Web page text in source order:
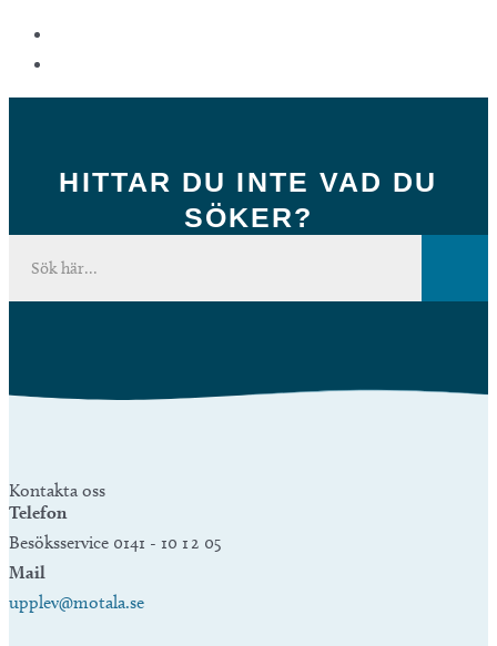
HITTAR DU INTE VAD DU
SÖKER?
Kontakta oss
Telefon
Besöksservice 0141 - 10 1 2 05
Mail
upplev@motala.se